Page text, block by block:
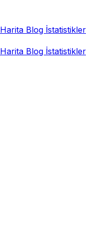
Harita Blog İstatistikler
Harita Blog İstatistikler